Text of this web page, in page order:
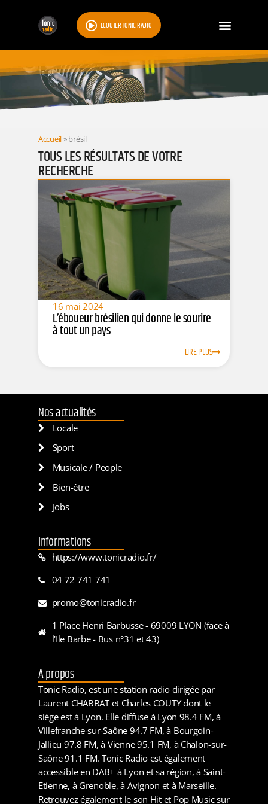
ÉCOUTER TONIC RADIO
RESULTATS
Accueil»brésil
TOUS LES RÉSULTATS DE VOTRE
RECHERCHE
16 mai 2024
L’éboueur brésilien qui donne le sourire
à tout un pays
LIRE PLUS
Nos actualités
Locale
Sport
Musicale / People
Bien-être
Jobs
Informations
https://www.tonicradio.fr/
04 72 741 741
promo@tonicradio.fr
1 Place Henri Barbusse - 69009 LYON (face à
l'Ile Barbe - Bus n°31 et 43)
A propos
Tonic Radio, est une station radio dirigée par
Laurent CHABBAT et Charles COUTY dont le
siège est à Lyon. Elle diffuse à Lyon 98.4 FM, à
Villefranche-sur-Saône 94.7 FM, à Bourgoin-
Jallieu 97.8 FM, à Vienne 95.1 FM, à Chalon-sur-
Saône 91.1 FM. Tonic Radio est également
accessible en DAB+ à Lyon et sa région, à Saint-
Etienne, à Grenoble, à Avignon et à Marseille.
Retrouvez également le son Hit et Pop Music sur